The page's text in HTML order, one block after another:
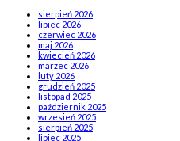
sierpień 2026
lipiec 2026
czerwiec 2026
maj 2026
kwiecień 2026
marzec 2026
luty 2026
grudzień 2025
listopad 2025
październik 2025
wrzesień 2025
sierpień 2025
lipiec 2025